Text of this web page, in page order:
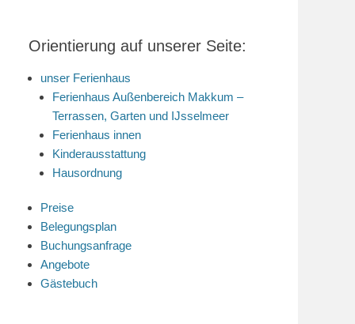
Orientierung auf unserer Seite:
unser Ferienhaus
Ferienhaus Außenbereich Makkum –
Terrassen, Garten und IJsselmeer
Ferienhaus innen
Kinderausstattung
Hausordnung
Preise
Belegungsplan
Buchungsanfrage
Angebote
Gästebuch